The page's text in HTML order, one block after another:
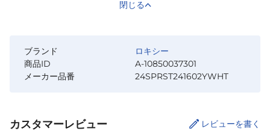
閉じる
ブランド
ロキシー
商品ID
A-10850037301
メーカー品番
24SPRST241602YWHT
カスタマーレビュー レビューを書く